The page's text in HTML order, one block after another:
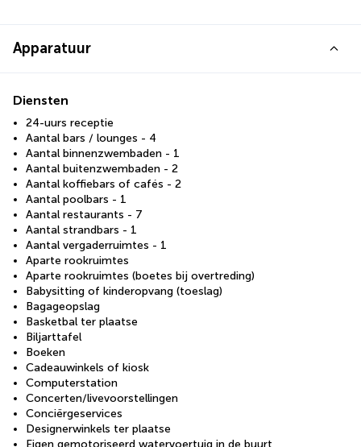
Apparatuur
Diensten
24-uurs receptie
Aantal bars / lounges - 4
Aantal binnenzwembaden - 1
Aantal buitenzwembaden - 2
Aantal koffiebars of cafés - 2
Aantal poolbars - 1
Aantal restaurants - 7
Aantal strandbars - 1
Aantal vergaderruimtes - 1
Aparte rookruimtes
Aparte rookruimtes (boetes bij overtreding)
Babysitting of kinderopvang (toeslag)
Bagageopslag
Basketbal ter plaatse
Biljarttafel
Boeken
Cadeauwinkels of kiosk
Computerstation
Concerten/livevoorstellingen
Conciërgeservices
Designerwinkels ter plaatse